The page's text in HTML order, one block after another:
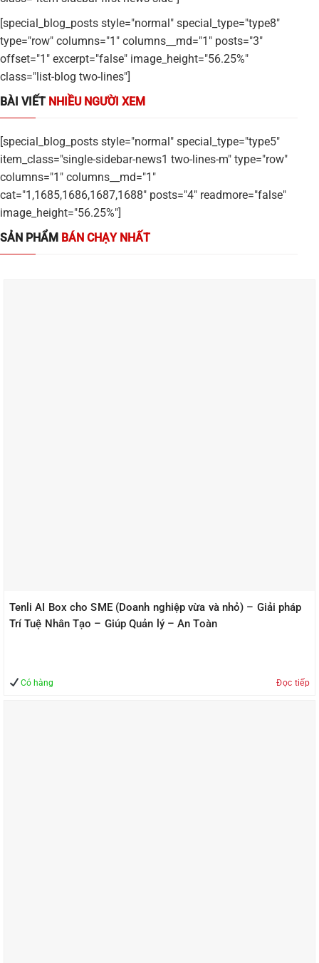
[special_blog_posts style="normal" special_type="type8"
type="row" columns="1" columns__md="1" posts="3"
offset="1" excerpt="false" image_height="56.25%"
class="list-blog two-lines"]
BÀI VIẾT NHIỀU NGƯỜI XEM
[special_blog_posts style="normal" special_type="type5"
item_class="single-sidebar-news1 two-lines-m" type="row"
columns="1" columns__md="1"
cat="1,1685,1686,1687,1688" posts="4" readmore="false"
image_height="56.25%"]
SẢN PHẨM BÁN CHẠY NHẤT
Tenli AI Box cho SME (Doanh nghiệp vừa và nhỏ) – Giải pháp
Trí Tuệ Nhân Tạo – Giúp Quản lý – An Toàn
Có hàng Đọc tiếp